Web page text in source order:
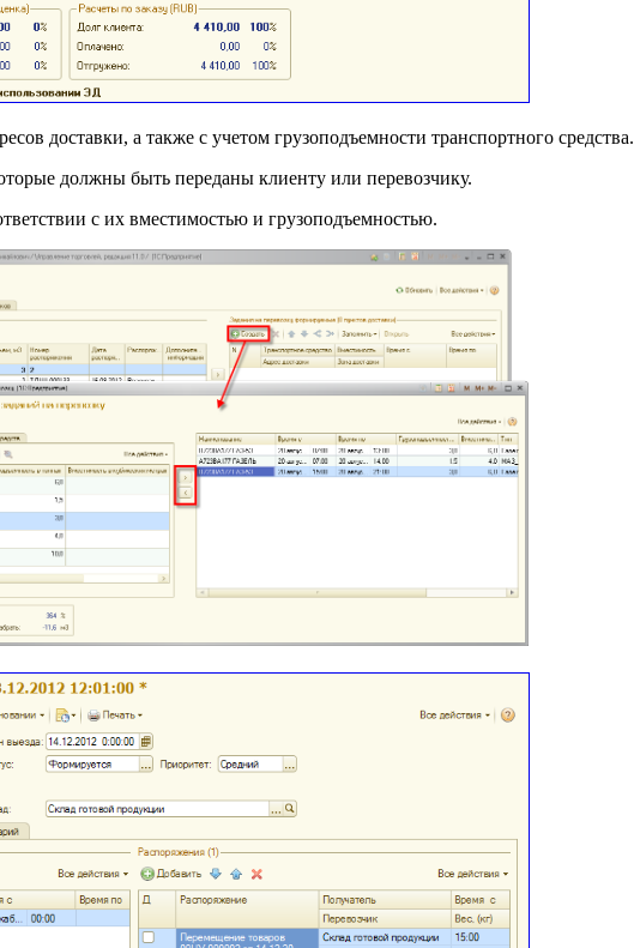
доставки, а также с учетом грузоподъемности транспортного средства.
должны быть переданы клиенту или перевозчику.
с их вместимостью и грузоподъемностью.